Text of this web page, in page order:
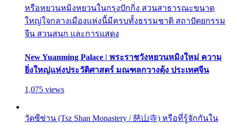
หรือหยวนหมิงหยวนในกรุงปักกิ่ง สวนสาธารณะขนาด
ใหญ่ใจกลางเมืองแห่งนี้มีครบทั้งธรรมชาติ สถาปัตยกรรม
จีน สวนสนุก และการแสดง
New Yuanming Palace | พระราชวังหยวนหมิงใหม่ ความ
ยิ่งใหญ่แห่งประวัติศาสตร์ มณฑลกวางตุ้ง ประเทศจีน
1,075 views
วัดซีซ่าน (Tsz Shan Monastery / 慈山寺) หรือที่รู้จักกันใน